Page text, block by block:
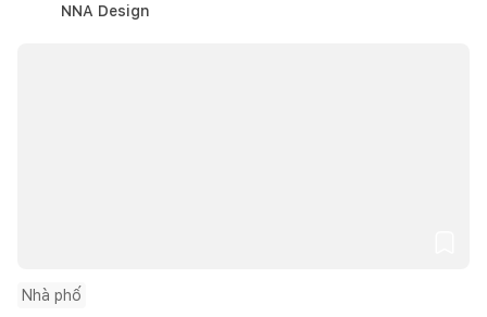
NNA Design
Nhà phố